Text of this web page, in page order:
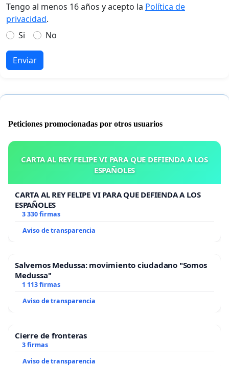
Tengo al menos 16 años y acepto la Política de
privacidad.
Si
No
Enviar
Peticiones promocionadas por otros usuarios
CARTA AL REY FELIPE VI PARA QUE DEFIENDA A LOS
ESPAÑOLES
CARTA AL REY FELIPE VI PARA QUE DEFIENDA A LOS
ESPAÑOLES
3 330 firmas
Aviso de transparencia
Salvemos Medussa: movimiento ciudadano "Somos
Medussa"
1 113 firmas
Aviso de transparencia
Cierre de fronteras
3 firmas
Aviso de transparencia